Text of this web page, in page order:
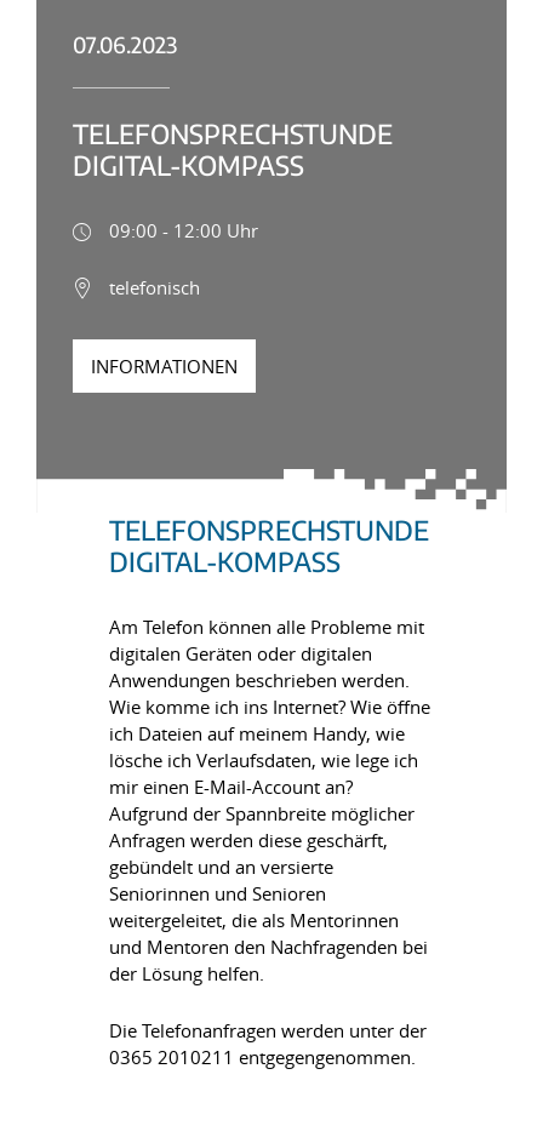
07.06.2023
TELEFONSPRECHSTUNDE
DIGITAL-KOMPASS
09:00 - 12:00 Uhr
telefonisch
INFORMATIONEN
TELEFONSPRECHSTUNDE
DIGITAL-KOMPASS
Am Telefon können alle Probleme mit
digitalen Geräten oder digitalen
Anwendungen beschrieben werden.
Wie komme ich ins Internet? Wie öffne
ich Dateien auf meinem Handy, wie
lösche ich Verlaufsdaten, wie lege ich
mir einen E-Mail-Account an?
Aufgrund der Spannbreite möglicher
Anfragen werden diese geschärft,
gebündelt und an versierte
Seniorinnen und Senioren
weitergeleitet, die als Mentorinnen
und Mentoren den Nachfragenden bei
der Lösung helfen.
Die Telefonanfragen werden unter der
0365 2010211 entgegengenommen.